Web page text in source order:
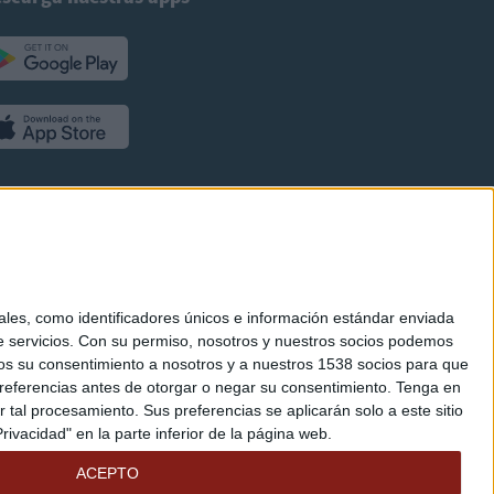
como identificadores únicos e información estándar enviada
servicios. Con su permiso, nosotros y nuestros socios podemos
su consentimiento a nosotros y a nuestros 1538 socios para que
antes de otorgar o negar su consentimiento. Tenga en
procesamiento. Sus preferencias se aplicarán solo a este sitio
en la parte inferior de la página web.
ACEPTO